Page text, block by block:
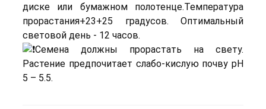
диске или бумажном полотенце.Температура
прорастания+23+25 градусов. Оптимальный
световой день - 12 часов.
Семена должны прорастать на свету.
Растение предпочитает слабо-кислую почву рН
5 – 5.5.